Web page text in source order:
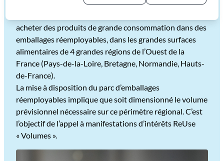
acheter des produits de grande consommation dans des
emballages réemployables, dans les grandes surfaces
alimentaires de 4 grandes régions de l’Ouest de la
France (Pays-de-la-Loire, Bretagne, Normandie, Hauts-
de-France).
La mise à disposition du parc d’emballages
réemployables implique que soit dimensionné le volume
prévisionnel nécessaire sur ce périmètre régional. C’est
l’objectif de l’appel à manifestations d’intérêts ReUse
« Volumes ».